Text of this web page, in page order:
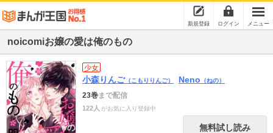
新規登録 ログイン メニュー
noicomiお嬢の愛は俺のもの
少女
小森りんご（こもりりんご） Neno （ねの）
23巻まで配信
122人 がお気に入り登録中
無料試し読み